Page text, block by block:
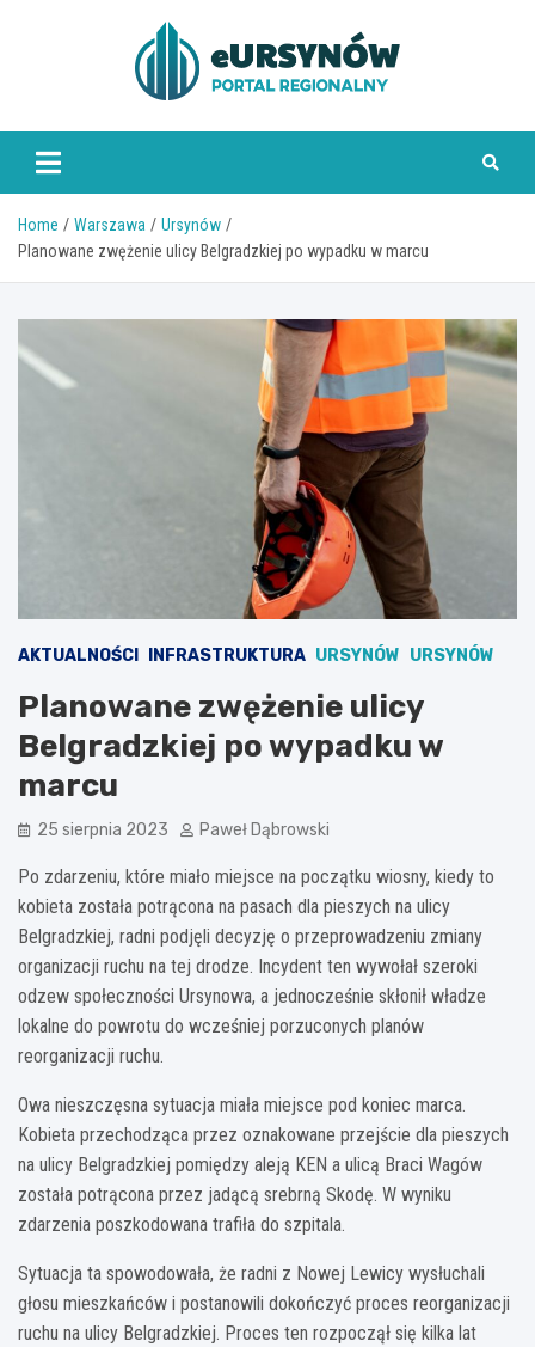
Home Warszawa
Ursynów
Planowane zwężenie ulicy Belgradzkiej po wypadku w marcu
AKTUALNOŚCI INFRASTRUKTURA URSYNÓW URSYNÓW
Planowane zwężenie ulicy
Belgradzkiej po wypadku w
marcu
25 sierpnia 2023 Paweł Dąbrowski
Po zdarzeniu, które miało miejsce na początku wiosny, kiedy to
kobieta została potrącona na pasach dla pieszych na ulicy
Belgradzkiej, radni podjęli decyzję o przeprowadzeniu zmiany
organizacji ruchu na tej drodze. Incydent ten wywołał szeroki
odzew społeczności Ursynowa, a jednocześnie skłonił władze
lokalne do powrotu do wcześniej porzuconych planów
reorganizacji ruchu.
Owa nieszczęsna sytuacja miała miejsce pod koniec marca.
Kobieta przechodząca przez oznakowane przejście dla pieszych
na ulicy Belgradzkiej pomiędzy aleją KEN a ulicą Braci Wagów
została potrącona przez jadącą srebrną Skodę. W wyniku
zdarzenia poszkodowana trafiła do szpitala.
Sytuacja ta spowodowała, że radni z Nowej Lewicy wysłuchali
głosu mieszkańców i postanowili dokończyć proces reorganizacji
ruchu na ulicy Belgradzkiej. Proces ten rozpoczął się kilka lat